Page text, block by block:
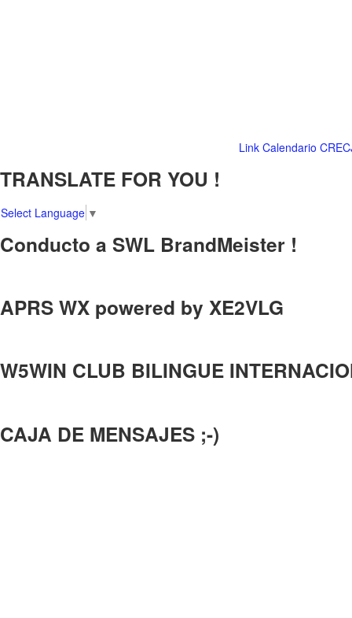
Link Calendario
TRANSLATE FOR YOU !
Select Language ▼
Conducto a SWL BrandMeister !
APRS WX powered by XE2VLG
W5WIN CLUB BILINGUE
CAJA DE MENSAJES ;-)